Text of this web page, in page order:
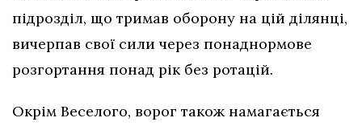
підрозділ, що тримав оборону на цій ділянці,
вичерпав свої сили через понаднормове
розгортання понад рік без ротацій.
Окрім Веселого, ворог також намагається